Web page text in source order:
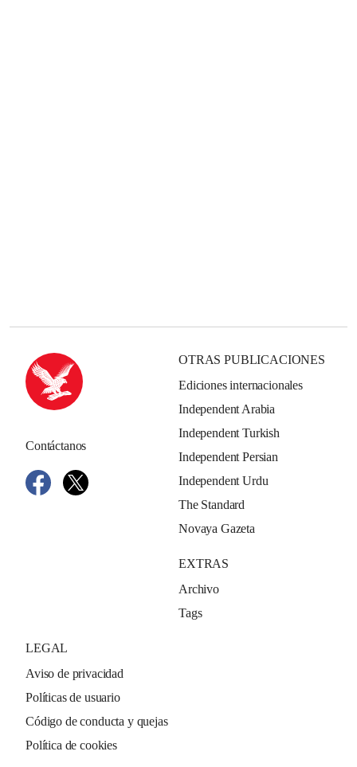
Contáctanos
OTRAS PUBLICACIONES
Ediciones internacionales
Independent Arabia
Independent Turkish
Independent Persian
Independent Urdu
The Standard
Novaya Gazeta
EXTRAS
Archivo
Tags
LEGAL
Aviso de privacidad
Políticas de usuario
Código de conducta y quejas
Política de cookies